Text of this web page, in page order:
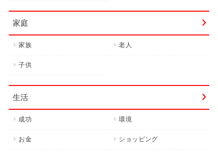
家庭
家族 老人
子供
生活
成功 環境
お金 ショッピング